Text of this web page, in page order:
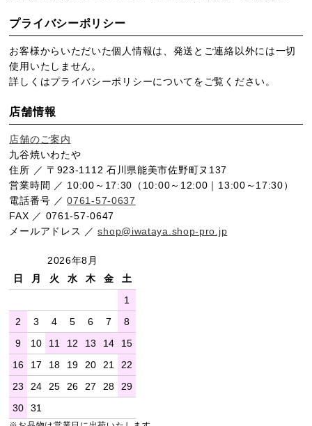
プライバシーポリシー
お客様からいただいた個人情報は、発送とご連絡以外には一切
使用いたしません。
詳しくはプライバシーポリシーについてをご覧ください。
店舗情報
店舗のご案内
九谷焼いわたや
住所 ／ 〒923-1112 石川県能美市佐野町ヌ137
営業時間 ／ 10:00～17:30（10:00～12:00｜13:00～17:30）
電話番号 ／0761-57-0637
FAX ／ 0761-57-0647
メールアドレス ／shop@iwataya.shop-pro.jp
2026年8月
日
月 火 水 木 金
土
1
2
3 4 5 6 7
8
9
10 11 12 13 14
15
16
17 18 19 20 21
22
23
24 25 26 27 28
29
30
31